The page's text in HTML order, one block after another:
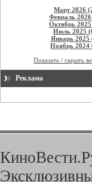
Март 2026
Февраль
Октябрь
Июль 2025
Январь 2025
Ноябрь 2024
Показать / скрыть
Реклама